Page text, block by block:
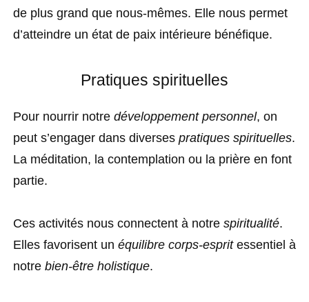
de plus grand que nous-mêmes. Elle nous permet
d’atteindre un état de paix intérieure bénéfique.
Pratiques spirituelles
Pour nourrir notre développement personnel, on
peut s’engager dans diverses pratiques spirituelles.
La méditation, la contemplation ou la prière en font
partie.
Ces activités nous connectent à notre spiritualité.
Elles favorisent un équilibre corps-espritessentiel à
notre bien-être holistique.